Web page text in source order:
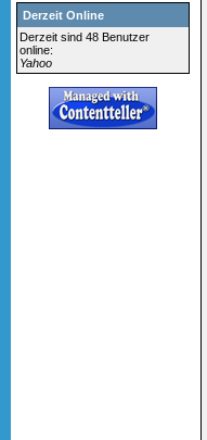
Derzeit Online
Derzeit sind 48 Benutzer
online:
Yahoo